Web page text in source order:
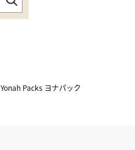
Yonah Packs ヨナパック